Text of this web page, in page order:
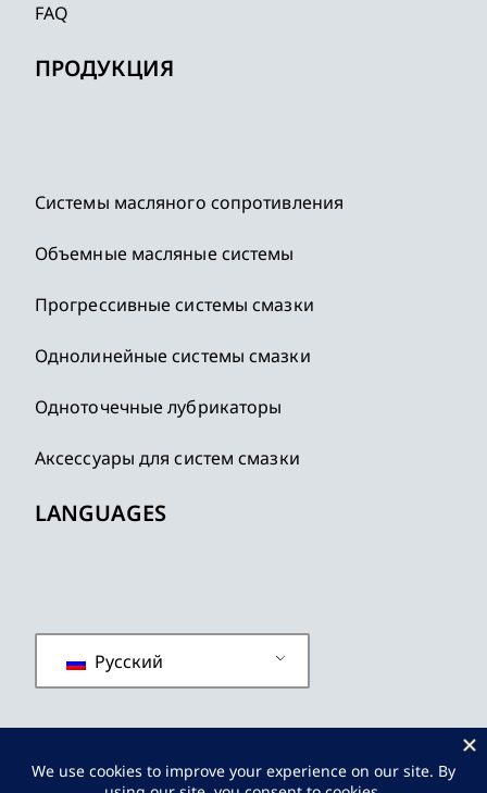
FAQ
ПРОДУКЦИЯ
Системы масляного сопротивления
Объемные масляные системы
Прогрессивные системы смазки
Однолинейные системы смазки
Одноточечные лубрикаторы
Аксессуары для систем смазки
LANGUAGES
Русский